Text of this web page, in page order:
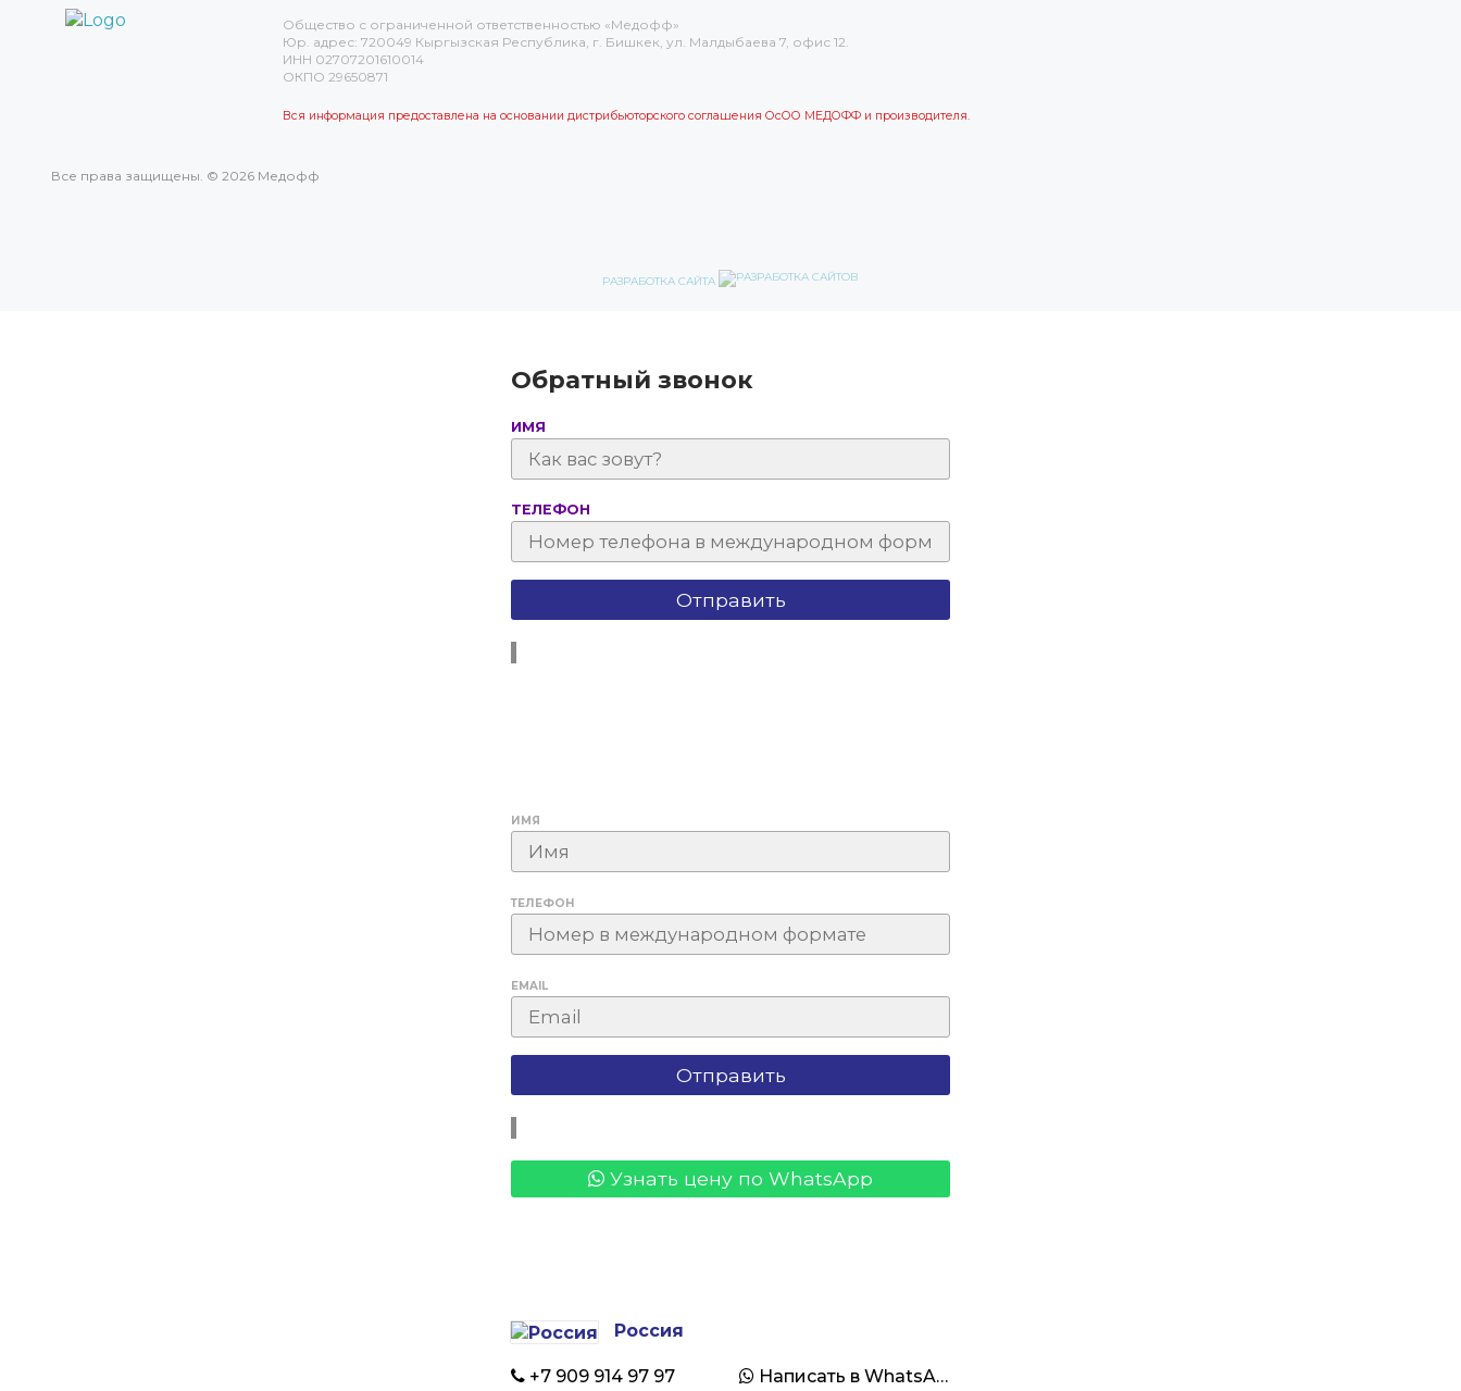
Общество с ограниченной ответственностью «Медофф»
Юр. адрес: 720049 Кыргызская Республика, г. Бишкек, ул. Малдыбаева 7, офис 12.
ИНН 02707201610014
ОКПО 29650871
Вся информация предоставлена на основании дистрибьюторского соглашения ОсОО МЕДОФФ и производителя.
Все права защищены. © 2026 Медофф
РАЗРАБОТКА САЙТА
Обратный звонок
ИМЯ
ТЕЛЕФОН
ИМЯ
ТЕЛЕФОН
EMAIL
Узнать цену по WhatsApp
Россия
+7 909 914 97 97 Написать в WhatsApp